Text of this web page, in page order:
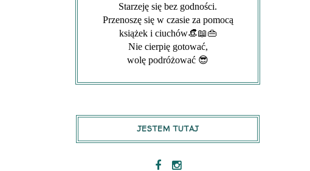
Starzeję się bez godności.
Przenoszę się w czasie za pomocą
książek i ciuchów👒📖👜
Nie cierpię gotować,
wolę podróżować 😎
JESTEM TUTAJ